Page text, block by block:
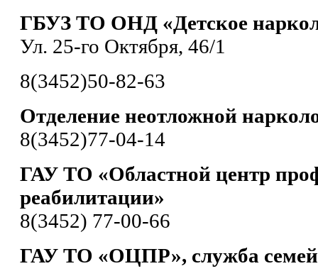
ГБУЗ ТО ОНД «Детское
Ул. 25-го Октября, 46/1
8(3452)50-82-63
Отделение неотложной
8(3452)77-04-14
ГАУ ТО «Областной центр
реабилитации»
8(3452) 77-00-66
ГАУ ТО «ОЦПР», служба